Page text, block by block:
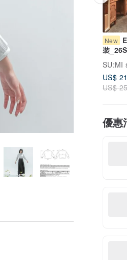
New
裝
SU:MI
US$
US$
優惠